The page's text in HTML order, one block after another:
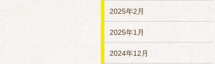
2025年2月
2025年1月
2024年12月